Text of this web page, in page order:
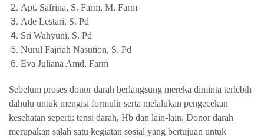
Apt. Safrina, S. Farm, M. Farm
Ade Lestari, S. Pd
Sri Wahyuni, S. Pd
Nurul Fajriah Nasution, S. Pd
Eva Juliana Amd, Farm
Sebelum proses donor darah berlangsung mereka diminta terlebih
dahulu untuk mengisi formulir serta melalukan pengecekan
kesehatan seperti: tensi darah, Hb dan lain-lain. Donor darah
merupakan salah satu kegiatan sosial yang bertujuan untuk